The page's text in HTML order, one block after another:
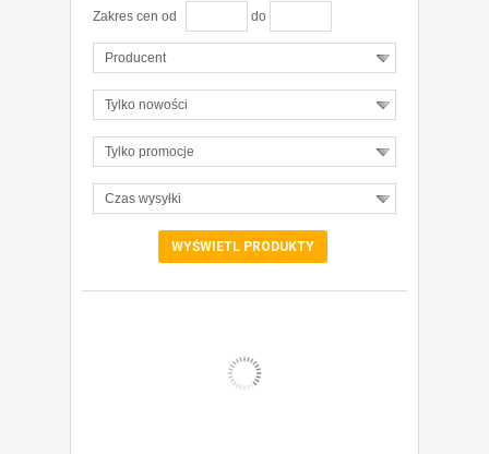
Zakres cen od do
Producent
Tylko nowości
Tylko promocje
Czas wysyłki
ZOBACZ SZCZEGÓŁY